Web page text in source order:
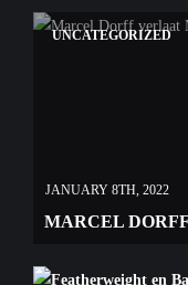
UNCATEGORIZED
JANUARY 8TH, 2022
MARCEL